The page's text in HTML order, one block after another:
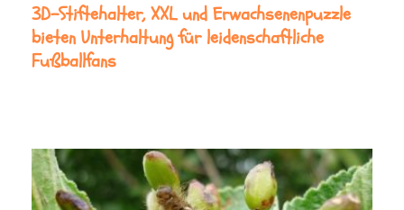
3D-Stiftehalter, XXL und Erwachsenenpuzzle
bieten Unterhaltung für leidenschaftliche
Fußballfans